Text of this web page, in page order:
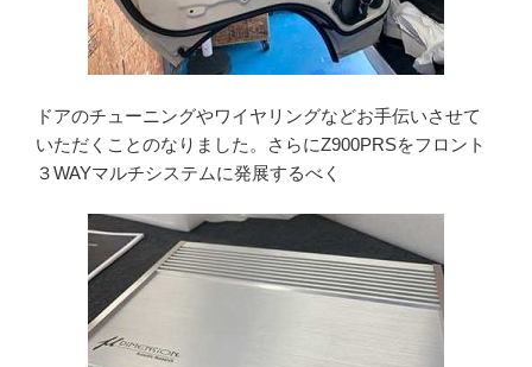
ドアのチューニングやワイヤリングなどお手伝いさせて
いただくことのなりました。さらにZ900PRSをフロント
３WAYマルチシステムに発展するべく